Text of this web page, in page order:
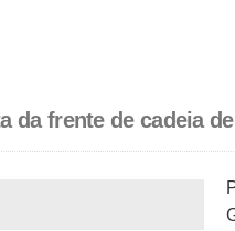
da frente de cadeia